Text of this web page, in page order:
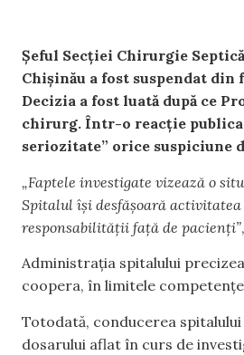
Șeful Secției Chirurgie
Chișinău a fost suspendat
Decizia a fost luată după ce
chirurg. Într-o reacție
seriozitate” orice suspiciune
„Faptele investigate vizează o
Spitalul își desfășoară
responsabilității față de pacienți”
Administrația spitalului
coopera, în limitele
Totodată, conducerea
dosarului aflat în curs de